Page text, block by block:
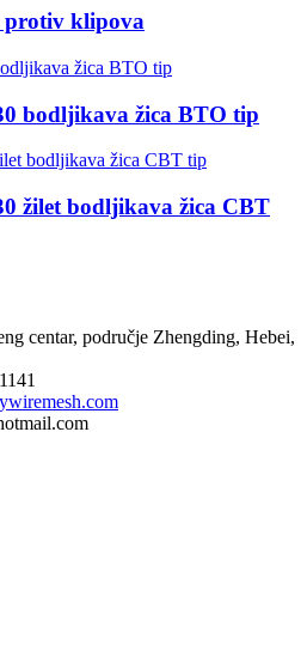
protiv klipova
bodljikava žica BTO tip
žilet bodljikava žica CBT
centar, područje Zhengding, Hebei,